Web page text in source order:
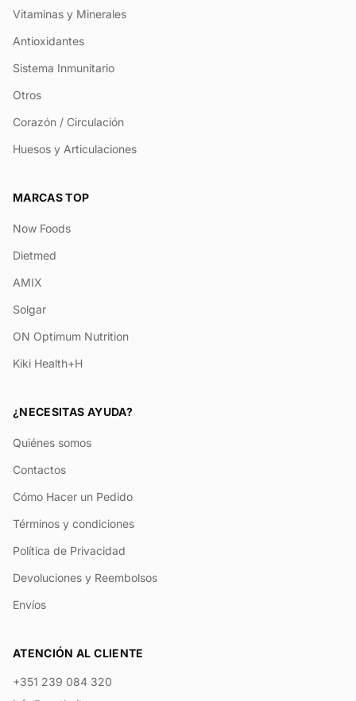
Vitaminas y Minerales
Antioxidantes
Sistema Inmunitario
Otros
Corazón / Circulación
Huesos y Articulaciones
MARCAS TOP
Now Foods
Dietmed
AMIX
Solgar
ON Optimum Nutrition
Kiki Health+H
¿NECESITAS AYUDA?
Quiénes somos
Contactos
Cómo Hacer un Pedido
Términos y condiciones
Política de Privacidad
Devoluciones y Reembolsos
Envíos
ATENCIÓN AL CLIENTE
+351 239 084 320